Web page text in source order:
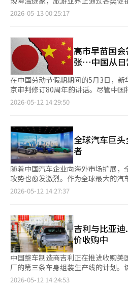
关税冲突截然不同。过去双方互相提
而现在则是围绕AI霸权和未来文明主
争激烈。微软、谷歌、亚马逊、Meta
AI基础设施投资上投入了天文数字的
进GPU领域仍保持着全球最强的地位
大的内需市场、国家主导投资和制造
方政府在AI产业园区建设上投入了巨
人才的引进和国产设备的开发。北京
大量AI初创企业和半导体公司。AI与
武器。AI时代的核心在于数据、运算
世界正从“谁能更便宜生产”的时代
和算法”的时代。 全球经济也很可
在人工智能和半导体领域保持一定程
市场将能找到稳定的走势。反之，如
裂和技术的区块化将更加严重，世界
技术圈和以中国为中心的技术圈。
是全球最强的内存半导体国家之一，
国的先进半导体监管，但也无法放弃
终，韩国不仅要成为简单的生产基地
国家。必须超越以内存为中心的结构
件、电力半导体和先进封装等领域的
被美中任何一方单方面左右的战略外
清晰地展示了这一点。世界霸权的中
体。而这场静默战争已经开始。 ※ 本
翻译与编辑。
短，机票价格压力相对较低。韩国游
此受汇率波动影响较小。 Klook方面称，中国对韩国公民实施免签
高吸引力。赴华旅游的趋势也在发生
体旅拍，美食打卡等内容体验型消费增势明显。
表示，中国正与日本一起成为吸收近
地。当前中国旅游市场已不仅仅是恢
层进一步细分需求的新阶段。今后将
热门线路稳定性的同时，积极扩充内
型旅游产品，进一步增强中国旅游产
半导体相关的股票大幅上涨。黄仁勋
义。这不仅是企业家的同行，更是美
性。相反，台湾则传达出截然相反的
陆不远的金门海岸进行登陆阻止训
的“标枪”导弹实弹射击。台湾通过
试图向中美双方表明“台湾并不是谈
岛并非简单的岛屿。它是冷战时期中
仅数公里外便是中国厦门的灯光。在
象征意义极为强烈。正如中国通过经
全与美国紧密相连。这一幕最终展现
因为在AI时代的全球经济中，美国的
完全分离的。此次峰会的核心议题主
问题。美国正在遏制中国的高端半导
GPU和先进设备的出口管制来减缓中
国企业也难以完全放弃中国市场。英
国市场的依赖度极高。中国也在推动
全摆脱对美国技术和设备的依赖。因
限的技术放宽和供应链稳定机制。第
味着市场开始预期“管理贸易休战”
临经济放缓的压力，因此一定程度的
湾问题。这是此次会议中最危险的
则不可妥协，而美国则在保持战略模
力。问题在于唐纳德·特朗普总统的
将安全与经济作为一个整体来处理。
成为与贸易、关税、技术问题相关的
月至8月旅游旺季来临前，中东局势
月至8月跟团游预订率方面，模德旅
10%，Kyowon Tour增长20.4%。
Tour）的同期预订率则维持在与去年相近水平。
中国成为暑期最热门的跟团游市场。
线路预订占整体比重达22%，排名
的地也持续受到欢迎，欧洲则位列第
恢复。此前在黄金连休期间需求集中
期热度依旧延续。 业内人士表示，通常短途产品从预订到出发的
提前出票需求也有所增加。不过，随
暑期新增需求可能放缓。 目前，旅游业界正高度紧张。原本应是
集中吸引暑期游客的关键时期，但燃
平。本月出票机票将适用燃油附加费
韩国自2016年引入相关制度以来，
18级一个月内上升15级。 以大韩航空为例，仁川往返中国上海、
北京及日本东京、冲绳等国际航线的
2.1万韩元（约合人民币96元）上涨
9.9万韩元升至56.4万韩元。 在此背景下，包含旅行社提前锁定、
受燃油附加费影响相对较小的低价机
各大旅行社也纷纷推出折扣券、积分
动。 哈拿多乐自上月至本月20日，针对中国张家界、日本福冈、
澳大利亚悉尼等热门目的地推出“燃
映燃油附加费上涨部分。模德旅游
主打受燃油附加费及汇率波动影响较小的
Tour推出“海外旅行特价保价”活动
2026-05-13 00:25:17
高市早苗国
张…中国从日
在中国劳动节假期期间的5月3日，
京审判修订80周年的讲话。尽管中
本战犯审判的日子视为纪念日，但外
区安全的威胁。这一讲话凝聚了中国
态度的结果。 事件的起因可以追溯到去年11月。当时，日本总理
高市早苗在众议院预算委员会上表示
导致日本的“生存危机”。这意味着
中国对此强烈反对。尽管日本方面表
并未假设特定情况，但中国并未退让
的“核心利益”，日本总理提及军事
中国的“核心利益侵犯”。中国随即
生活。江苏省一名23岁的女研究生在
丧。她原计划今年春季在东京的一所
11月的决定，学校在一个多月后以“
学计划。尽管她愿意签署承担所有责
动摇。 在中国，许多高校纷纷暂停前往日本的留学项目。一家从
事日本留学服务的公司负责人表示，
往日本，但今年仅有5名。这种情况
见过。即便在当时，激烈的反日示威
2026-05-12 14:29:50
全球汽车巨
者
随着中国汽车企业向海外市场扩展，
攻势也愈发激烈。作为全球最大的汽
更成为全球汽车产业的核心实验场和
低，消费者对时尚设计和先进数字功能
据中国视频平台哔哩哔哩与市场调研
汽车产业白皮书》，中国新车购买者
欧洲和美国约50岁的水平。 国际汽车制造业协会(IOM)秘书长弗朗
索瓦·鲁迪埃表示：“中国汽车购买
国，这对车辆设计和选项选择产生了重大影响
总监阿方索·阿尔瓦伊萨也评价道：
现上相当实验性。”日产去年推出了
2026-05-12 14:27:37
吉利与比亚
价收购中
中国整车制造商吉利正在推进收购美
厂的第三条车身组装生产线的计划。
欧和S-Max等车型，但由于相关车型
2026-05-12 14:24:53